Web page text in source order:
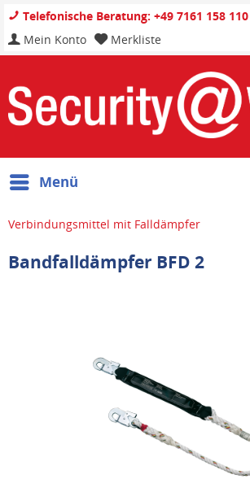
Telefonische Beratung: +49 7161 158 110
Mein Konto Merkliste
Menü
Verbindungsmittel mit Falldämpfer
Bandfalldämpfer BFD 2